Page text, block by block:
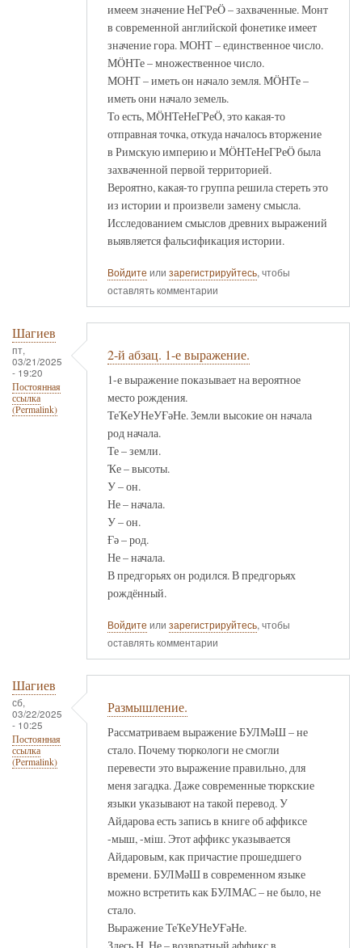
имеем значение НеГРеÖ – захваченные. Монт
в современной английской фонетике имеет
значение гора. МОНТ – единственное число.
МÖНТе – множественное число.
МОНТ – иметь он начало земля. МÖНТе –
иметь они начало земель.
То есть, МÖНТеНеГРеÖ, это какая-то
отправная точка, откуда началось вторжение
в Римскую империю и МÖНТеНеГРеÖ была
захваченной первой территорией.
Вероятно, какая-то группа решила стереть это
из истории и произвели замену смысла.
Исследованием смыслов древних выражений
выявляется фальсификация истории.
Войдите или зарегистрируйтесь, чтобы
оставлять комментарии
Шагиев
пт,
03/21/2025
- 19:20
Постоянная
ссылка
(Permalink)
2-й абзац. 1-е выражение.
1-е выражение показывает на вероятное
место рождения.
ТеҠеУНеУҒәНе. Земли высокие он начала
род начала.
Те – земли.
Ҡе – высоты.
У – он.
Не – начала.
У – он.
Ғә – род.
Не – начала.
В предгорьях он родился. В предгорьях
рождённый.
Войдите или зарегистрируйтесь, чтобы
оставлять комментарии
Шагиев
сб,
03/22/2025
- 10:25
Постоянная
ссылка
(Permalink)
Размышление.
Рассматриваем выражение БУЛМәШ – не
стало. Почему тюркологи не смогли
перевести это выражение правильно, для
меня загадка. Даже современные тюркские
языки указывают на такой перевод. У
Айдарова есть запись в книге об аффиксе
-мыш, -мiш. Этот аффикс указывается
Айдаровым, как причастие прошедшего
времени. БУЛМәШ в современном языке
можно встретить как БУЛМАС – не было, не
стало.
Выражение ТеҠеУНеУҒәНе.